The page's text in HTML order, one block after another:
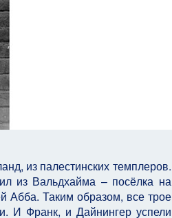
из палестинских темплеров.
из Вальдхайма – посёлка на
Абба. Таким образом, все трое
И Франк, и Дайнингер успели